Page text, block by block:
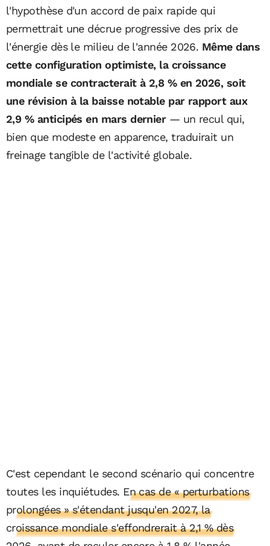
l'hypothèse d'un accord de paix rapide qui
permettrait une décrue progressive des prix de
l'énergie dès le milieu de l'année 2026. Même dans
cette configuration optimiste, la croissance
mondiale se contracterait à 2,8 % en 2026, soit
une révision à la baisse notable par rapport aux
2,9 % anticipés en mars dernier— un recul qui,
bien que modeste en apparence, traduirait un
freinage tangible de l'activité globale.
C'est cependant le second scénario qui concentre
toutes les inquiétudes. En cas de « perturbations
prolongées » s'étendant jusqu'en 2027, la
croissance mondiale s'effondrerait à 2,1 % dès